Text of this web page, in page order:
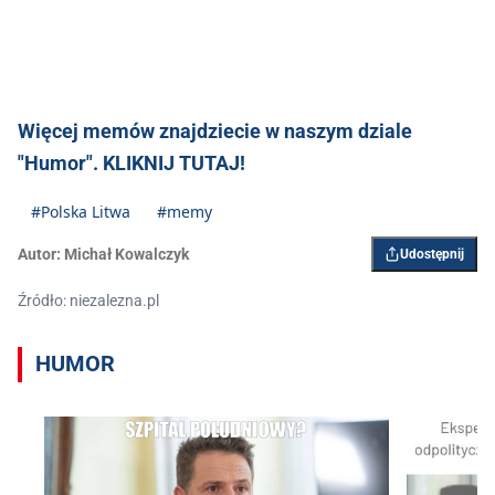
Więcej memów znajdziecie w naszym dziale
"Humor". KLIKNIJ TUTAJ!
#Polska Litwa #memy
Autor: Michał Kowalczyk Udostępnij
Źródło: niezalezna.pl
HUMOR